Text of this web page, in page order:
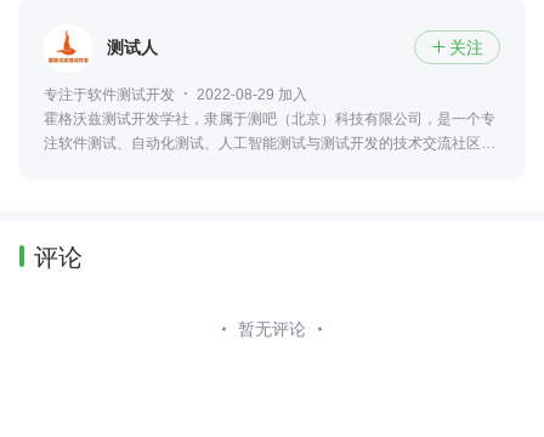
测试人  关注
专注于软件测试开发
2022-08-29 加入
霍格沃兹测试开发学社，隶属于测吧（北京）科技有限公司，是一个专
注软件测试、自动化测试、人工智能测试与测试开发的技术交流社区，
评论
暂无评论